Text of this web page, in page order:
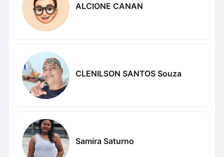
ALCIONE CANAN
CLENILSON SANTOS Souza
Samira Saturno